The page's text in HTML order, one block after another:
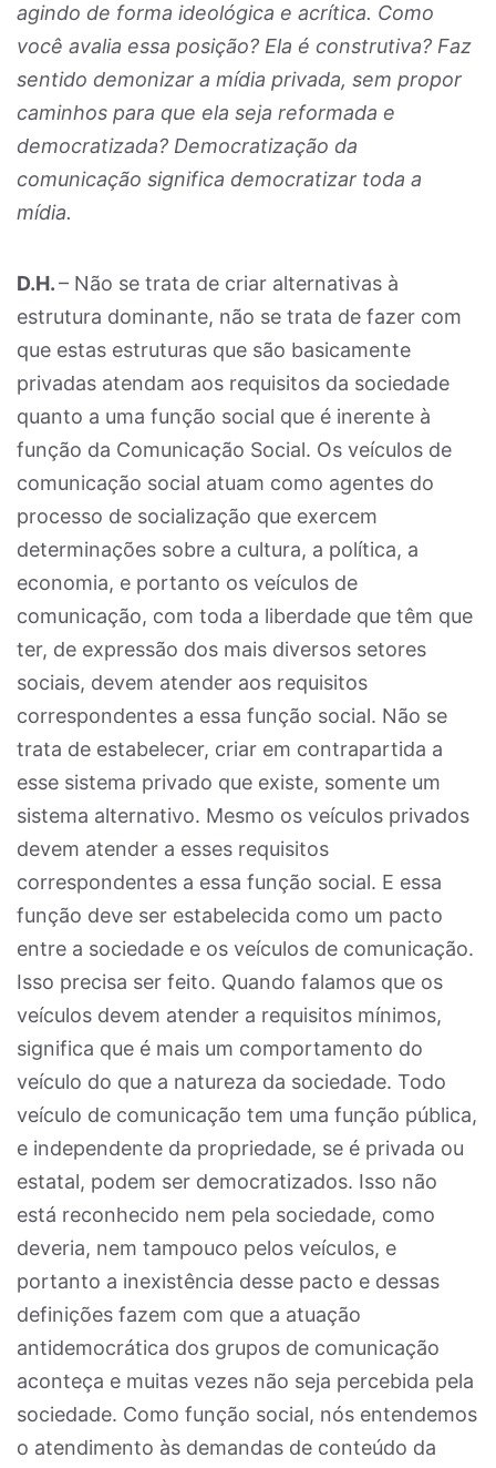
agindo de forma ideológica e acrítica. Como
você avalia essa posição? Ela é construtiva? Faz
sentido demonizar a mídia privada, sem propor
caminhos para que ela seja reformada e
democratizada? Democratização da
comunicação significa democratizar toda a
mídia.
D.H.– Não se trata de criar alternativas à
estrutura dominante, não se trata de fazer com
que estas estruturas que são basicamente
privadas atendam aos requisitos da sociedade
quanto a uma função social que é inerente à
função da Comunicação Social. Os veículos de
comunicação social atuam como agentes do
processo de socialização que exercem
determinações sobre a cultura, a política, a
economia, e portanto os veículos de
comunicação, com toda a liberdade que têm que
ter, de expressão dos mais diversos setores
sociais, devem atender aos requisitos
correspondentes a essa função social. Não se
trata de estabelecer, criar em contrapartida a
esse sistema privado que existe, somente um
sistema alternativo. Mesmo os veículos privados
devem atender a esses requisitos
correspondentes a essa função social. E essa
função deve ser estabelecida como um pacto
entre a sociedade e os veículos de comunicação.
Isso precisa ser feito. Quando falamos que os
veículos devem atender a requisitos mínimos,
significa que é mais um comportamento do
veículo do que a natureza da sociedade. Todo
veículo de comunicação tem uma função pública,
e independente da propriedade, se é privada ou
estatal, podem ser democratizados. Isso não
está reconhecido nem pela sociedade, como
deveria, nem tampouco pelos veículos, e
portanto a inexistência desse pacto e dessas
definições fazem com que a atuação
antidemocrática dos grupos de comunicação
aconteça e muitas vezes não seja percebida pela
sociedade. Como função social, nós entendemos
o atendimento às demandas de conteúdo da